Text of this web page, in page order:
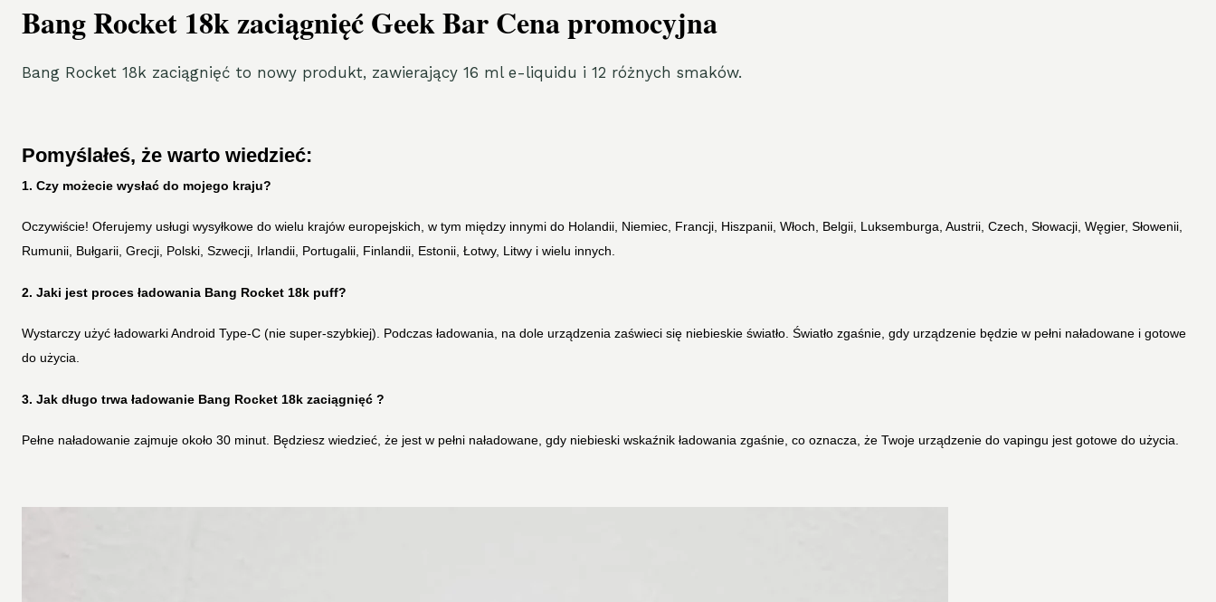
Bang Rocket 18k zaciągnięć Geek Bar Cena promocyjna
Bang Rocket 18k zaciągnięć to nowy produkt, zawierający 16 ml e-liquidu i 12 różnych smaków.
Pomyślałeś, że warto wiedzieć:
1. Czy możecie wysłać do mojego kraju?
Oczywiście! Oferujemy usługi wysyłkowe do wielu krajów europejskich, w tym między innymi do Holandii, Niemiec, Francji, Hiszpanii, Włoch, Belgii, Luksemburga, Austrii, Czech, Słowacji, Węgier, Słowenii,
Rumunii, Bułgarii, Grecji, Polski, Szwecji, Irlandii, Portugalii, Finlandii, Estonii, Łotwy, Litwy i wielu innych.
2. Jaki jest proces ładowania Bang Rocket 18k puff?
Wystarczy użyć ładowarki Android Type-C (nie super-szybkiej). Podczas ładowania, na dole urządzenia zaświeci się niebieskie światło. Światło zgaśnie, gdy urządzenie będzie w pełni naładowane i gotowe
do użycia.
3. Jak długo trwa ładowanie Bang Rocket 18k zaciągnięć ?
Pełne naładowanie zajmuje około 30 minut. Będziesz wiedzieć, że jest w pełni naładowane, gdy niebieski wskaźnik ładowania zgaśnie, co oznacza, że Twoje urządzenie do vapingu jest gotowe do użycia.